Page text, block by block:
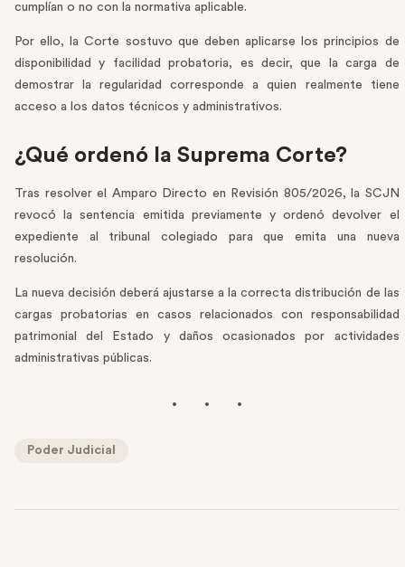
cumplían o no con la normativa aplicable.
Por ello, la Corte sostuvo que deben aplicarse los principios de
disponibilidad y facilidad probatoria, es decir, que la carga de
demostrar la regularidad corresponde a quien realmente tiene
acceso a los datos técnicos y administrativos.
¿Qué ordenó la Suprema Corte?
Tras resolver el Amparo Directo en Revisión 805/2026, la SCJN
revocó la sentencia emitida previamente y ordenó devolver el
expediente al tribunal colegiado para que emita una nueva
resolución.
La nueva decisión deberá ajustarse a la correcta distribución de las
cargas probatorias en casos relacionados con responsabilidad
patrimonial del Estado y daños ocasionados por actividades
administrativas públicas.
Poder Judicial